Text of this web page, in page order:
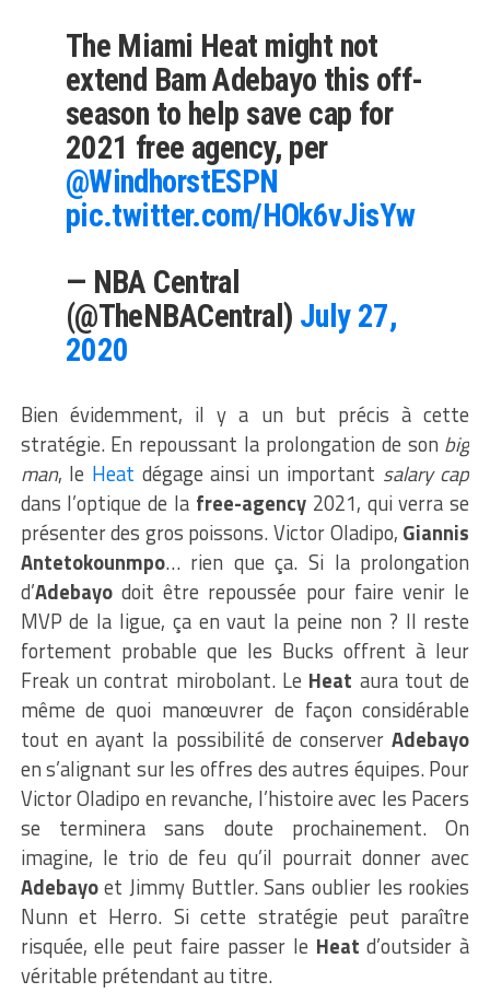
The Miami Heat might not
extend Bam Adebayo this off-
season to help save cap for
2021 free agency, per
@WindhorstESPN
pic.twitter.com/HOk6vJisYw
— NBA Central
(@TheNBACentral) July 27,
2020
Bien évidemment, il y a un but précis à cette
stratégie. En repoussant la prolongation de son big
man, le Heat dégage ainsi un important salary cap
dans l’optique de la free-agency2021, qui verra se
présenter des gros poissons. Victor Oladipo, Giannis
Antetokounmpo… rien que ça. Si la prolongation
d’Adebayodoit être repoussée pour faire venir le
MVP de la ligue, ça en vaut la peine non ? Il reste
fortement probable que les Bucks offrent à leur
Freak un contrat mirobolant. Le Heat aura tout de
même de quoi manœuvrer de façon considérable
tout en ayant la possibilité de conserverAdebayo
en s’alignant sur les offres des autres équipes. Pour
Victor Oladipo en revanche, l’histoire avec les Pacers
se terminera sans doute prochainement. On
imagine, le trio de feu qu’il pourrait donner avec
Adebayoet Jimmy Buttler. Sans oublier les rookies
Nunn et Herro. Si cette stratégie peut paraître
risquée, elle peut faire passer le Heat d’outsider à
véritable prétendant au titre.